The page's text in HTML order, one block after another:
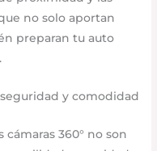
no solo aportan
preparan tu auto
y comodidad
360° no son